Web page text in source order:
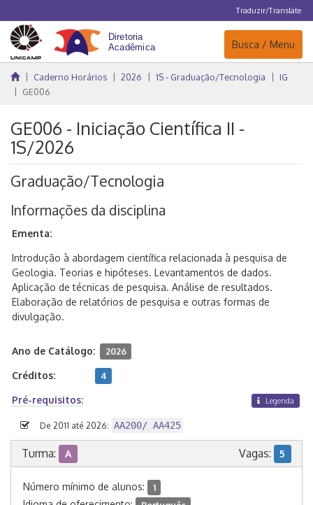
Traduzir/Translate
Navegação
Busca / Menu
Caderno Horários 2026 1S - Graduação/Tecnologia
IG
GE006
GE006 - Iniciação Científica II -
1S/2026
Graduação/Tecnologia
Informações da disciplina
Ementa:
Introdução à abordagem científica relacionada à pesquisa de
Geologia. Teorias e hipóteses. Levantamentos de dados.
Aplicação de técnicas de pesquisa. Análise de resultados.
Elaboração de relatórios de pesquisa e outras formas de
divulgação.
Ano de Catálogo: 2026
Créditos: 4
Pré-requisitos: Legenda
De 2011 até 2026: AA200/ AA425
Turma: A Vagas: 5
Número mínimo de alunos: 1